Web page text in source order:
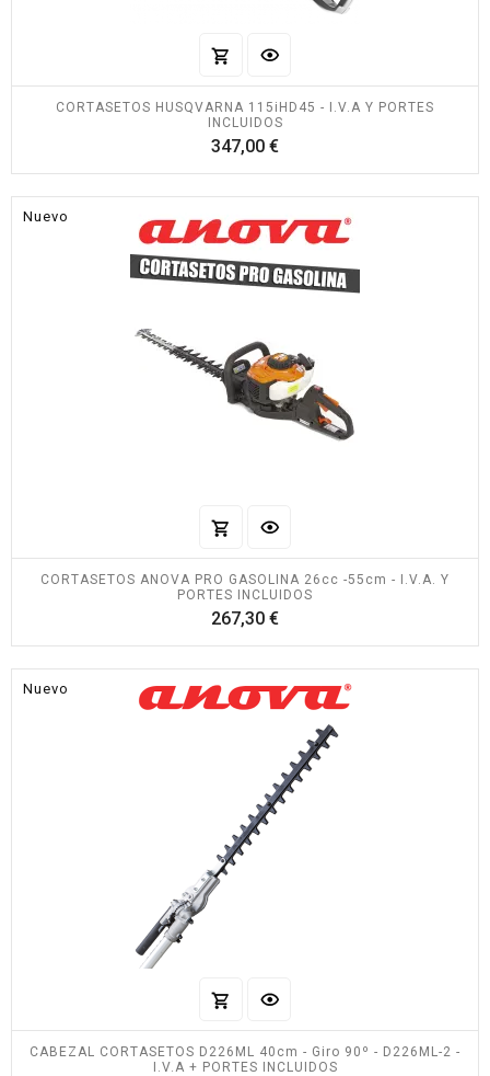
CORTASETOS HUSQVARNA 115iHD45 - I.V.A Y PORTES
INCLUIDOS
347,00 €Precio
Nuevo
CORTASETOS ANOVA PRO GASOLINA 26cc -55cm - I.V.A. Y
PORTES INCLUIDOS
267,30 €Precio
Nuevo
CABEZAL CORTASETOS D226ML 40cm - Giro 90º - D226ML-2 -
I.V.A + PORTES INCLUIDOS